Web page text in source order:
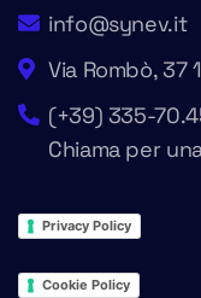
info@synev.it
Via Rombò, 37
(+39) 335-
Chiama per
Privacy Policy
Cookie Policy